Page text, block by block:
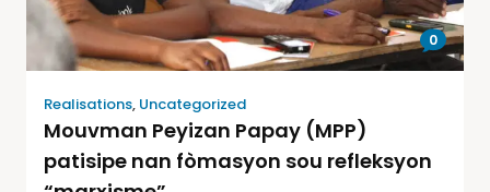
0
Realisations, Uncategorized
Mouvman Peyizan Papay (MPP)
patisipe nan fòmasyon sou refleksyon